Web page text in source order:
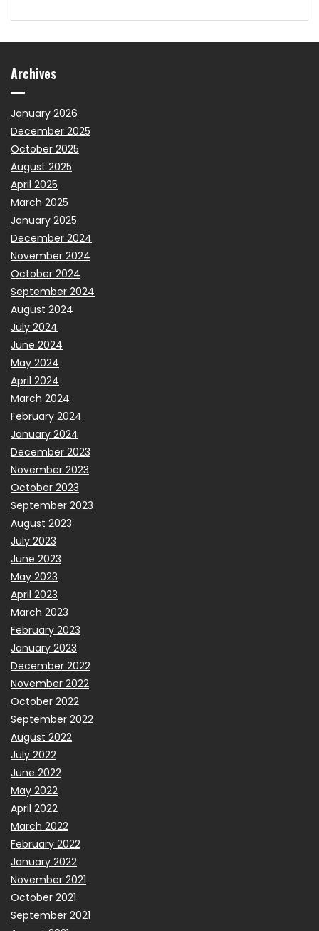
Archives
January 2026
December 2025
October 2025
August 2025
April 2025
March 2025
January 2025
December 2024
November 2024
October 2024
September 2024
August 2024
July 2024
June 2024
May 2024
April 2024
March 2024
February 2024
January 2024
December 2023
November 2023
October 2023
September 2023
August 2023
July 2023
June 2023
May 2023
April 2023
March 2023
February 2023
January 2023
December 2022
November 2022
October 2022
September 2022
August 2022
July 2022
June 2022
May 2022
April 2022
March 2022
February 2022
January 2022
November 2021
October 2021
September 2021